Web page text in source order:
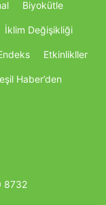
Biyokütle
İklim Değişikliği
Etkinlikller
Haber’den
8732